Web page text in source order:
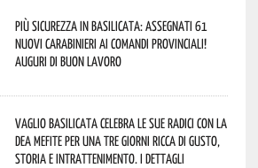
Più sicurezza in Basilicata: assegnati 61
nuovi Carabinieri ai Comandi provinciali!
Auguri di buon lavoro
Vaglio Basilicata celebra le sue radici con la
Dea Mefite per una tre giorni ricca di gusto,
storia e intrattenimento. I dettagli